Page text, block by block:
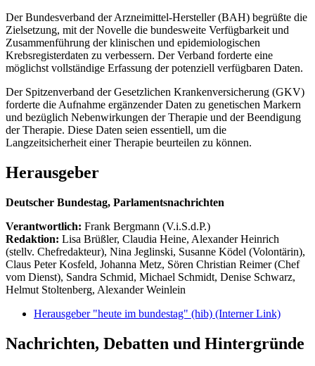
Der Bundesverband der Arzneimittel-Hersteller (BAH) begrüßte die
Zielsetzung, mit der Novelle die bundesweite Verfügbarkeit und
Zusammenführung der klinischen und epidemiologischen
Krebsregisterdaten zu verbessern. Der Verband forderte eine
möglichst vollständige Erfassung der potenziell verfügbaren Daten.
Der Spitzenverband der Gesetzlichen Krankenversicherung (GKV)
forderte die Aufnahme ergänzender Daten zu genetischen Markern
und bezüglich Nebenwirkungen der Therapie und der Beendigung
der Therapie. Diese Daten seien essentiell, um die
Langzeitsicherheit einer Therapie beurteilen zu können.
Herausgeber
Deutscher Bundestag, Parlamentsnachrichten
Verantwortlich: Frank Bergmann (V.i.S.d.P.)
Redaktion: Lisa Brüßler, Claudia Heine, Alexander Heinrich
(stellv. Chefredakteur), Nina Jeglinski, Susanne Ködel (Volontärin),
Claus Peter Kosfeld, Johanna Metz, Sören Christian Reimer (Chef
vom Dienst), Sandra Schmid, Michael Schmidt, Denise Schwarz,
Helmut Stoltenberg, Alexander Weinlein
Herausgeber "heute im bundestag" (hib) (Interner Link)
Nachrichten, Debatten und Hintergründe